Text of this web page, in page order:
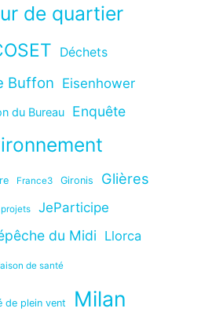
de quartier
Déchets
Buffon Eisenhower
du Bureau Enquête
France3 Gironis Glières
JeParticipe
du Midi Llorca
de santé
de plein vent Milan